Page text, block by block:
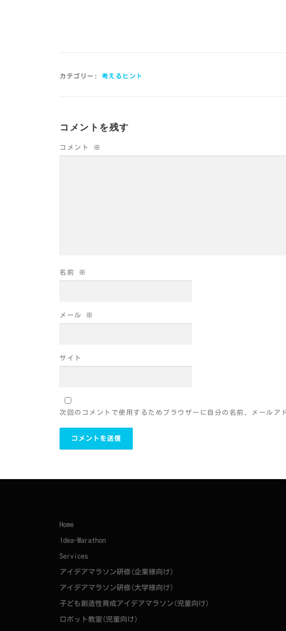
カテゴリー: 考えるヒント
コメントを残す
コメント ※
名前 ※
メール ※
サイト
次回のコメントで使用するためブラウザーに自分の名前、メールア
Home
Idea-Marathon
Services
アイデアマラソン研修(企業様向け)
アイデアマラソン研修(大学様向け)
子ども創造性育成アイデアマラソン(児童向け)
ロボット教室(児童向け)